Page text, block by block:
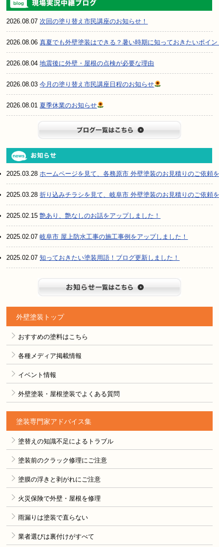
2026.08.07次回の塗り替え市民講座のお知らせ！
2026.08.06真夏でも外壁塗装はできる？暑い時期に知っておきたいポイン
2026.08.04地震後に外壁・屋根の点検が必要な理由
2026.08.03今月の塗り替え市民講座日程のお知らせ
2026.08.01 夏季休業のお知らせ
2025.03.28ホームページを見て、各務原市 外壁塗装のお見積りのご依頼
2025.03.28折り込みチラシを見て、岐阜市 外壁塗装のお見積りのご依頼
2025.02.15艶あり、艶なしのお話をアップしました！
2025.02.07岐阜市 屋上防水工事の施工事例をアップしました！
2025.02.07知っておきたい塗装用語！ブログ更新しました！
外壁塗装トップ
おすすめの塗料はこちら
各種メディア掲載情報
イベント情報
外壁塗装・屋根塗装でよくある質問
塗装専門家アドバイス集
塗替えの知識不足によるトラブル
塗装前のクラック修理にご注意
塗膜の浮きと剥がれにご注意
火災保険で外壁・屋根を修理
雨漏りは塗装で直らない
業者選びは裏付けがすべて